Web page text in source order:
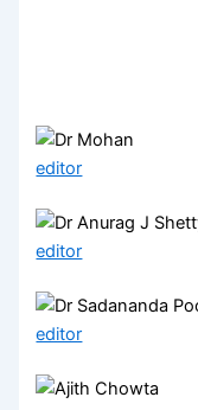
editor
editor
editor